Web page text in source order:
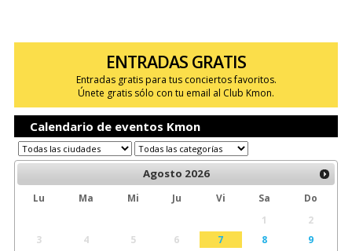
ENTRADAS GRATIS
Entradas gratis para tus conciertos favoritos.
Únete gratis sólo con tu email al Club Kmon.
Calendario de eventos Kmon
Agosto 2026
Lu Ma Mi Ju Vi Sa
Do
1
2
3
4 5 6 7 8
9